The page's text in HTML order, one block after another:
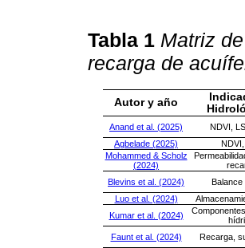
Tabla 1 Matriz
recarga de
Autor y año
Anand et al. (2025) NDVI,
Agbelade (2025)
Mohammed & Scholz
(2024)
Blevins et al. (2024)
Luo et al. (2024)
Kumar et al. (2024)
Faunt et al. (2024) Recarga,